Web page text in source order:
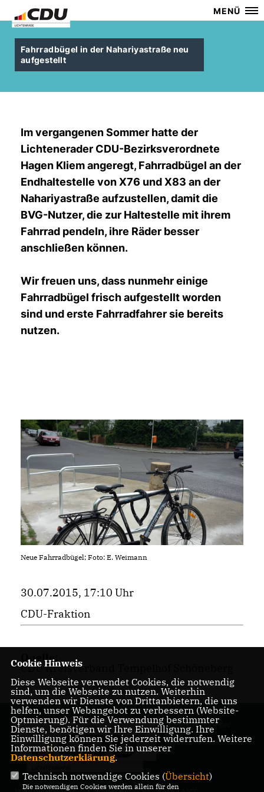
MENÜ
Fahrradbügel in der Nahariyastraße neu
aufgestellt
Im vergangenen Sommer hatte der
Lichtenerader CDU-Bezirksverordnete
Hagen Kliem angeregt, Fahrradbügel an der
Endhaltestelle von X76 und X83 an der
Nahariyastraße aufzustellen, damit die
BVG-Nutzer, die zur Haltestelle mit ihrem
Fahrrad pendeln, ihre Räder besser
anschließen können.
Wir freuen uns, dass nunmehr einige
Fahrradbügel frisch aufgestellt worden
sind und erste Fahrradfahrer sie bereits
nutzen.
Neue Fahrradbügel; Foto: E. Weimann
30.07.2015, 17:10 Uhr
CDU-Fraktion
Quelle:
CDU Kreisverband Tempelhof Schöneberg
Internetseite der
CDU Lichtenrade
Cookie Hinweis
Diese Webseite verwendet Cookies, die notwendig
sind, um die Webseite zu nutzen. Weiterhin
verwenden wir Dienste von Drittanbietern, die uns
helfen, unser Webangebot zu verbessern (Website-
Optmierung). Für die Verwendung bestimmter
Dienste, benötigen wir Ihre Einwilligung. Ihre
Einwilligung können Sie jederzeit widerrufen. Weitere
Informationen finden Sie in unserer
Datenschutzerklärung.
Technisch notwendige Cookies (Übersicht)
Die notwendigen Cookies werden allein für den